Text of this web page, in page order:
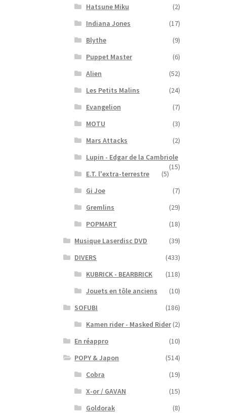
Hatsune Miku
(2)
Indiana Jones
(17)
Blythe
(9)
Puppet Master
(6)
Alien
(52)
Les Petits Malins
(24)
Evangelion
(7)
MOTU
(3)
Mars Attacks
(2)
Lupin - Edgar de la Cambriole
(15)
E.T. l'extra-terrestre
(5)
Gi Joe
(7)
Gremlins
(29)
POPMART
(18)
Musique Laserdisc DVD
(39)
DIVERS
(433)
KUBRICK - BEARBRICK
(118)
Jouets en tôle anciens
(10)
SOFUBI
(186)
Kamen rider - Masked Rider (2)
En réappro
(10)
POPY & Japon
(514)
Cobra
(19)
X-or / GAVAN
(15)
Goldorak
(8)